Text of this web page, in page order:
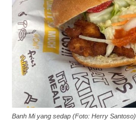
Banh Mi yang sedap (Foto: Herry Santoso)